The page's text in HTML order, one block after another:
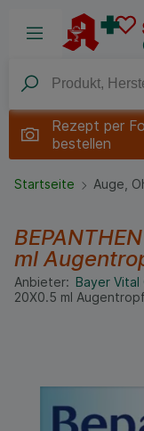
Rezept per
bestellen
Startseite Auge,
ml
Anbieter: Bayer Vital
20X0.5 ml